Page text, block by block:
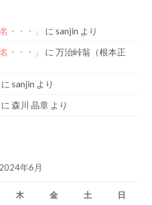
・・・」 にsanjin より
・・・」
に万治峠翁（根本正
に sanjin より
に森川 晶章 より
2024年6月
木 金 土 日